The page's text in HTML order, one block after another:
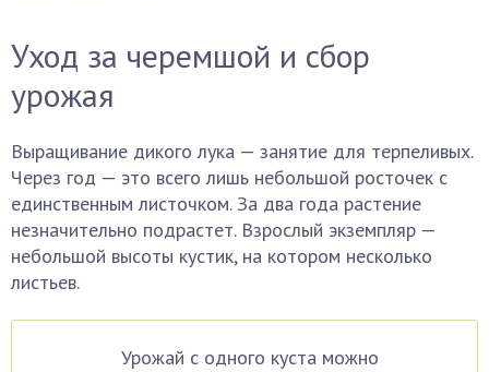
Уход за черемшой и сбор
урожая
Выращивание дикого лука — занятие для терпеливых.
Через год — это всего лишь небольшой росточек с
единственным листочком. За два года растение
незначительно подрастет. Взрослый экземпляр —
небольшой высоты кустик, на котором несколько
листьев.
Урожай с одного куста можно